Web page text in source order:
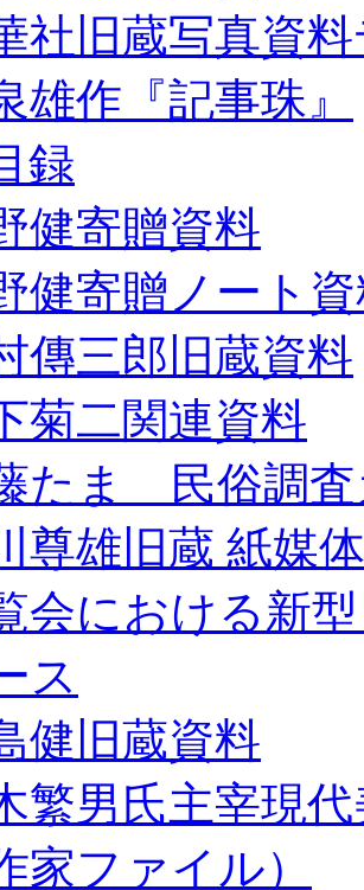
社旧蔵写真資
雄作『記事珠』
録
健寄贈資料
健寄贈ノート
傳三郎旧蔵資料
菊二関連資料
たま 民俗調査
尊雄旧蔵 紙媒
会における新
ス
健旧蔵資料
繁男氏主宰現
家ファイル）